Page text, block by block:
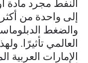
النفط مجرد مادة
إلى واحدة من
والضغط
العالمي تأثيرًا.
الإمارات